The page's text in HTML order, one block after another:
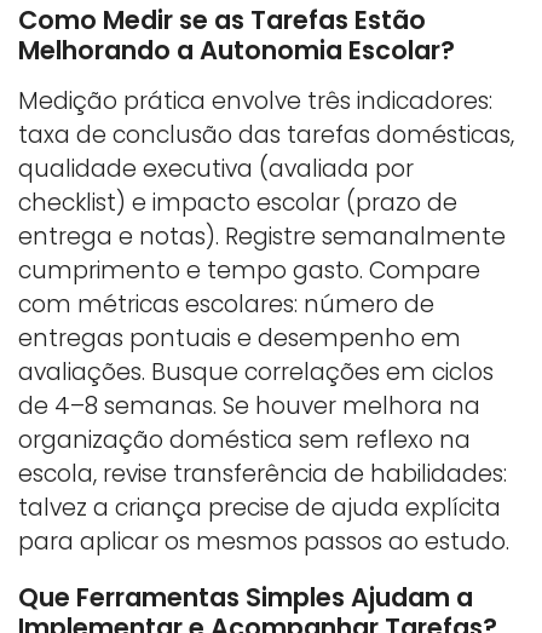
Como Medir se as Tarefas Estão
Melhorando a Autonomia Escolar?
Medição prática envolve três indicadores:
taxa de conclusão das tarefas domésticas,
qualidade executiva (avaliada por
checklist) e impacto escolar (prazo de
entrega e notas). Registre semanalmente
cumprimento e tempo gasto. Compare
com métricas escolares: número de
entregas pontuais e desempenho em
avaliações. Busque correlações em ciclos
de 4–8 semanas. Se houver melhora na
organização doméstica sem reflexo na
escola, revise transferência de habilidades:
talvez a criança precise de ajuda explícita
para aplicar os mesmos passos ao estudo.
Que Ferramentas Simples Ajudam a